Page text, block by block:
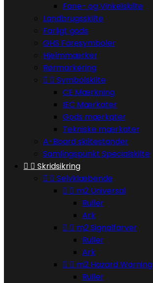
Fane- og Vinkelskilte
Landbrugsskilte
Farligt gods
GHS Faresymboler
Hjelmmærker
Rørmarkering
  Symbolskilte
CE Mærkning
IEC Mærkater
Gods mærkater
Tekniske mærkater
A-Board skiltestander
Samlingspunkt Specialskilte
  Skridsikring
  Selvklæbende
  m2 Universal
Ruller
Ark
  m2 Signalfarver
Ruller
Ark
  m2 Hazard Warning
Ruller